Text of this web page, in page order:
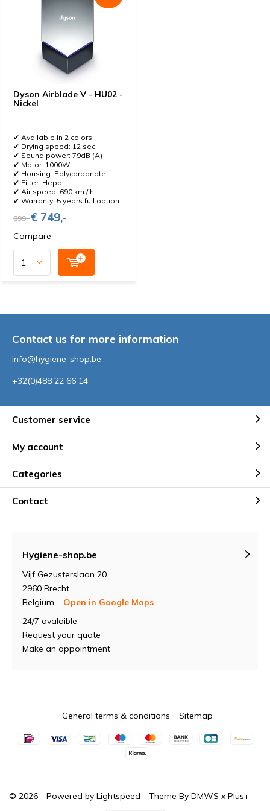
Dyson Airblade V - HU02 -
Nickel
✔ Available in 2 colors
✔ Drying speed: 12 sec
✔ Sound power: 79dB (A)
✔ Motor: 1000W
✔ Housing: Polycarbonate
✔ Filter: Hepa
✔ Air speed: 690 km / h
✔ Warranty: 5 years full option
899,-€ 749,-
Compare
Contact us for more information
info@hygiene-shop.be
+32(0)488 22 66 14
Customer service
My account
Categories
Contact
Hygiene-shop.be
Vijf Gezusterslaan 20
2960 Brecht
Belgium
Open in Google Maps
24/7 avalaible
Request your quote
Make an appointment
© 2026 - Powered by Lightspeed - Theme By DMWS x Plus+
General terms & conditions Sitemap